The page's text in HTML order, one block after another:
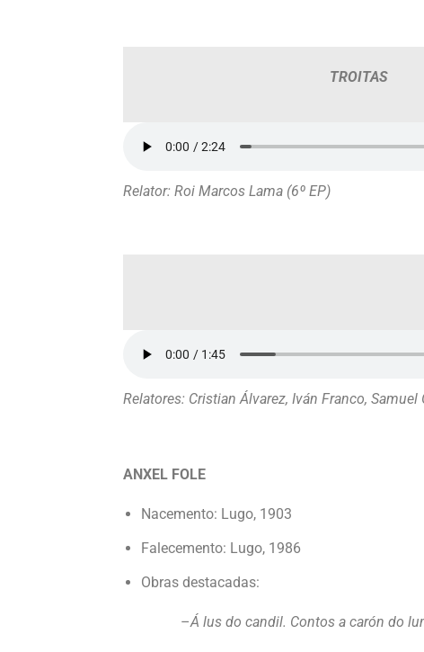
TROITAS
Relator: Roi Marcos Lama (6º EP)
Relatores: Cristian Álvarez, Iván Franco,
ANXEL FOLE
Nacemento: Lugo, 1903
Falecemento: Lugo, 1986
Obras destacadas:
–Á lus do candil. Contos a carón do